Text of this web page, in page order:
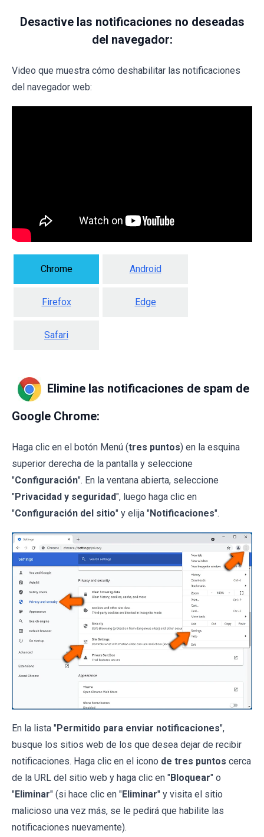
Desactive las notificaciones no deseadas
del navegador:
Video que muestra cómo deshabilitar las notificaciones
del navegador web:
Chrome Android
Firefox Edge
Safari
Elimine las notificaciones de spam de
Google Chrome:
Haga clic en el botón Menú (tres puntos) en la esquina
superior derecha de la pantalla y seleccione
"Configuración". En la ventana abierta, seleccione
"Privacidad y seguridad", luego haga clic en
"Configuración del sitio" y elija "Notificaciones".
En la lista "Permitido para enviar notificaciones",
busque los sitios web de los que desea dejar de recibir
notificaciones. Haga clic en el icono de tres puntos cerca
de la URL del sitio web y haga clic en "Bloquear" o
"Eliminar" (si hace clic en "Eliminar" y visita el sitio
malicioso una vez más, se le pedirá que habilite las
notificaciones nuevamente).